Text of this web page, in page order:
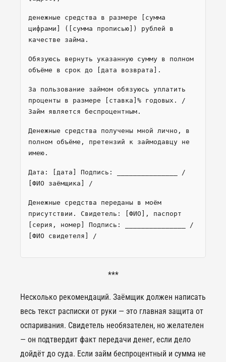
денежные средства в размере [сумма
цифрами] ([сумма прописью]) рублей в
качестве займа.
Обязуюсь вернуть указанную сумму в полном
объёме в срок до [дата возврата].
За пользование займом обязуюсь уплатить
проценты в размере [ставка]% годовых. /
Займ является беспроцентным.
Денежные средства получены мной лично, в
полном объёме, претензий к займодавцу не
имею.
Дата: [дата] Подпись: _______________ /
[ФИО заёмщика] /
Денежные средства переданы в моём
присутствии. Свидетель: [ФИО], паспорт
[серия, номер] Подпись: _______________ /
[ФИО свидетеля] /
***
Несколько рекомендаций. Заёмщик должен написать
весь текст расписки от руки — это главная защита от
оспаривания. Свидетель необязателен, но желателен
— он подтвердит факт передачи денег, если дело
дойдёт до суда. Если займ беспроцентный и сумма не